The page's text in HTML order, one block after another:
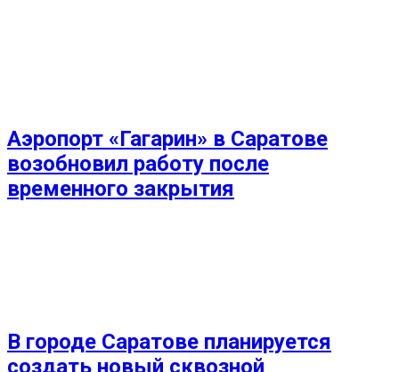
Аэропорт «Гагарин» в Саратове
возобновил работу после
временного закрытия
В городе Саратове планируется
создать новый сквозной